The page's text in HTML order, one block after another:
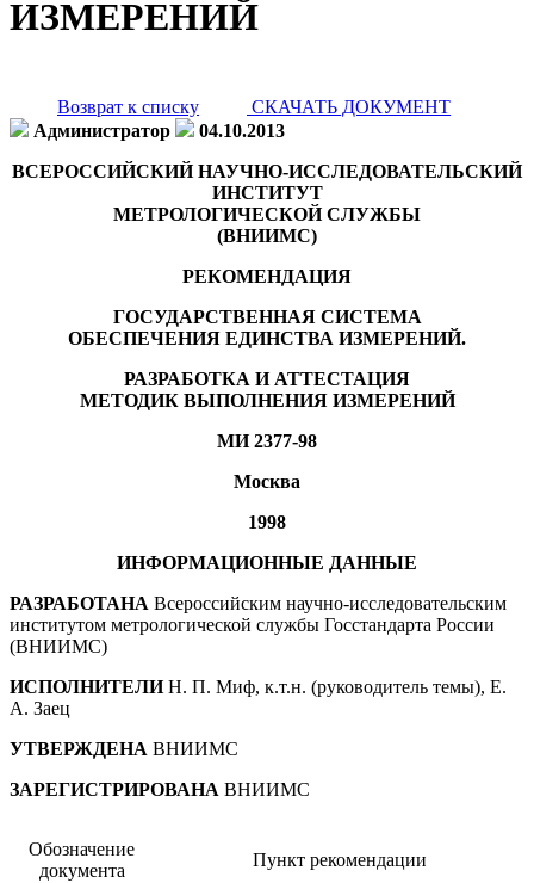
ИЗМЕРЕНИЙ
Возврат к списку
СКАЧАТЬ ДОКУМЕНТ
Администратор
04.10.2013
ВСЕРОССИЙСКИЙ НАУЧНО-ИССЛЕДОВАТЕЛЬСКИЙ
ИНСТИТУТ
МЕТРОЛОГИЧЕСКОЙ СЛУЖБЫ
(ВНИИМС)
РЕКОМЕНДАЦИЯ
ГОСУДАРСТВЕННАЯ СИСТЕМА
ОБЕСПЕЧЕНИЯ ЕДИНСТВА ИЗМЕРЕНИЙ.
РАЗРАБОТКА И АТТЕСТАЦИЯ
МЕТОДИК ВЫПОЛНЕНИЯ ИЗМЕРЕНИЙ
МИ 2377-98
Москва
1998
ИНФОРМАЦИОННЫЕ ДАННЫЕ
РАЗРАБОТАНА Всероссийским научно-исследовательским
институтом метрологической службы Госстандарта России
(ВНИИМС)
ИСПОЛНИТЕЛИН. П. Миф, к.т.н. (руководитель темы), Е.
А. Заец
УТВЕРЖДЕНА ВНИИМС
ЗАРЕГИСТРИРОВАНА ВНИИМС
Обозначение
документа
Пункт рекомендации